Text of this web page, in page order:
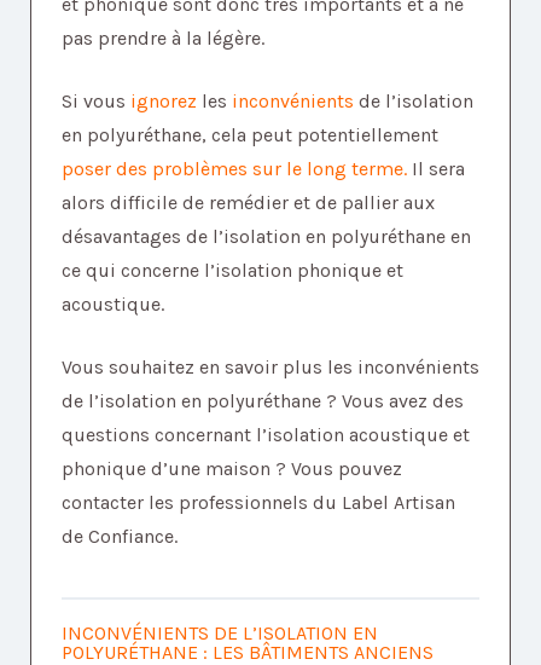
pas prendre à la légère.
Si vous ignorez les inconvénients de l’isolation
en polyuréthane, cela peut potentiellement
poser des problèmes sur le long terme. Il sera
alors difficile de remédier et de pallier aux
désavantages de l’isolation en polyuréthane en
ce qui concerne l’isolation phonique et
acoustique.
Vous souhaitez en savoir plus les inconvénients
de l’isolation en polyuréthane ? Vous avez des
questions concernant l’isolation acoustique et
phonique d’une maison ? Vous pouvez
contacter les professionnels du Label Artisan
de Confiance.
INCONVÉNIENTS DE L’ISOLATION EN
POLYURÉTHANE : LES BÂTIMENTS ANCIENS